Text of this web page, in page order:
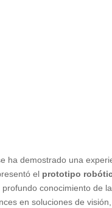
ha demostrado una
el prototipo
conocimiento de
en soluciones de